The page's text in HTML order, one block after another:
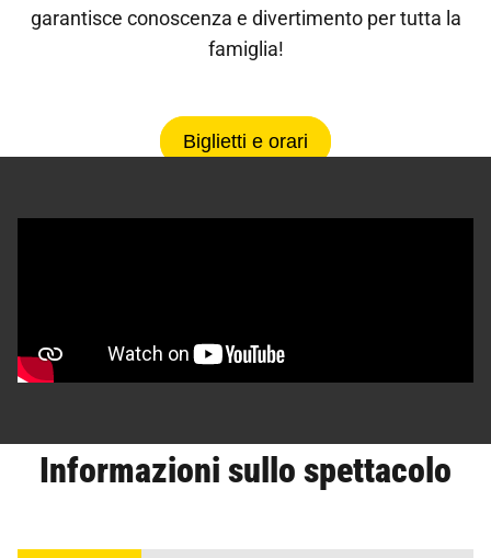
garantisce conoscenza e divertimento per tutta la
famiglia!
Biglietti e orari
Informazioni sullo spettacolo